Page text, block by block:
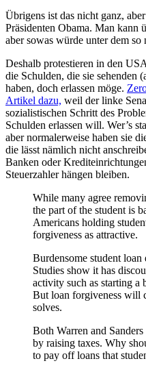
Übrigens ist das nicht ganz,
Präsidenten Obama. Man kann
aber sowas würde unter dem so
Deshalb protestieren in den
die Schulden, die sie sehenden
haben, doch erlassen möge.
Artikel dazu, weil der linke
sozialistischen Schritt des
Schulden erlassen will. Wer’s
aber normalerweise haben sie
die lässt nämlich nicht
Banken oder
Steuerzahler hängen bleiben.
While many agree
the part of the student is
Americans holding
forgiveness as attractive.
Burdensome student
Studies show it has
activity such as starting a
But loan forgiveness will
solves.
Both Warren and
by raising taxes. Why
to pay off loans that